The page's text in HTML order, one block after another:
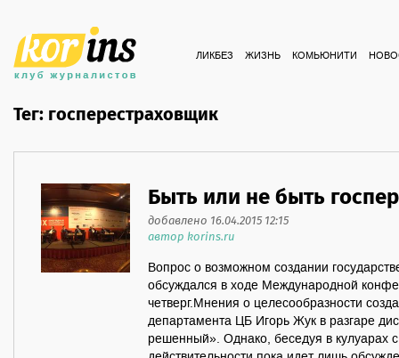
ЛИКБЕЗ ЖИЗНЬ КОМЬЮНИТИ
Тег: госперестраховщик
Быть или не быть
добавлено 16.04.2015 12:15
автор korins.ru
Вопрос о возможном создании
обсуждался в ходе Международной
четверг.Мнения о целесообразности
департамента ЦБ Игорь Жук в разгаре
решенный». Однако, беседуя в кулуарах